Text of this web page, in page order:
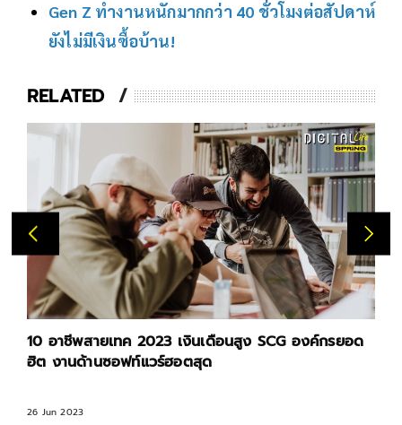
Gen Z ทำงานหนักมากกว่า 40 ชั่วโมงต่อสัปดาห์
ยังไม่มีเงินซื้อบ้าน!
RELATED
10 อาชีพสายเทค 2023 เงินเดือนสูง SCG องค์กรยอด
ฮิต งานด้านซอฟท์แวร์ฮอตสุด
26 Jun 2023